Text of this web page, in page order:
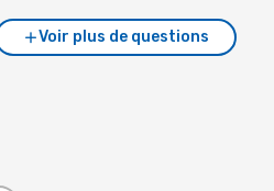
Voir plus de questions